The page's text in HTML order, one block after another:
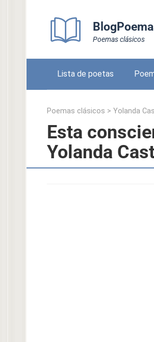
Poemas clásicos
Lista de poetas
Poemas clásicos > Yolanda
Esta
Yolanda